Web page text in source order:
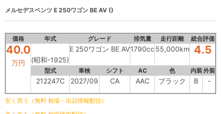
メルセデスベンツ E 250ワゴン BE AV ()
価格 年式 グレード 排気量 走行距離 総合評価
40.0
万円 (昭和-1925)
E 250ワゴン BE AV1790cc 55,000km 4.5
型式 車検 シフト AC 色 内装外装
212247C 2027/09 CA AAC ブラック B -
安く買う（無料 相場・出品情報配信）